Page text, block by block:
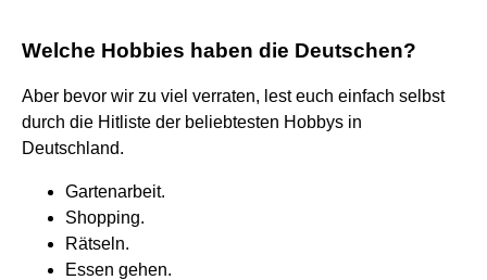
Welche Hobbies haben die Deutschen?
Aber bevor wir zu viel verraten, lest euch einfach selbst
durch die Hitliste der beliebtesten Hobbys in
Deutschland.
Gartenarbeit.
Shopping.
Rätseln.
Essen gehen.